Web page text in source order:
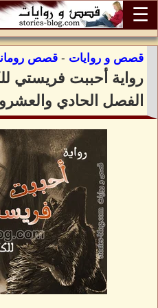
☰
قصص و روايات - قصص
رواية أحببت فريستي
الفصل الحادي